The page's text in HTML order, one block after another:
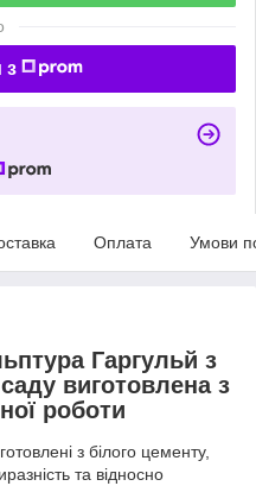
з
Оплата Умови
Гаргульй з
виготовлена ​​з
роботи
з білого цементу,
та відносно